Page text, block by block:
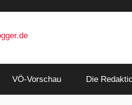
VÖ-Vorschau Die